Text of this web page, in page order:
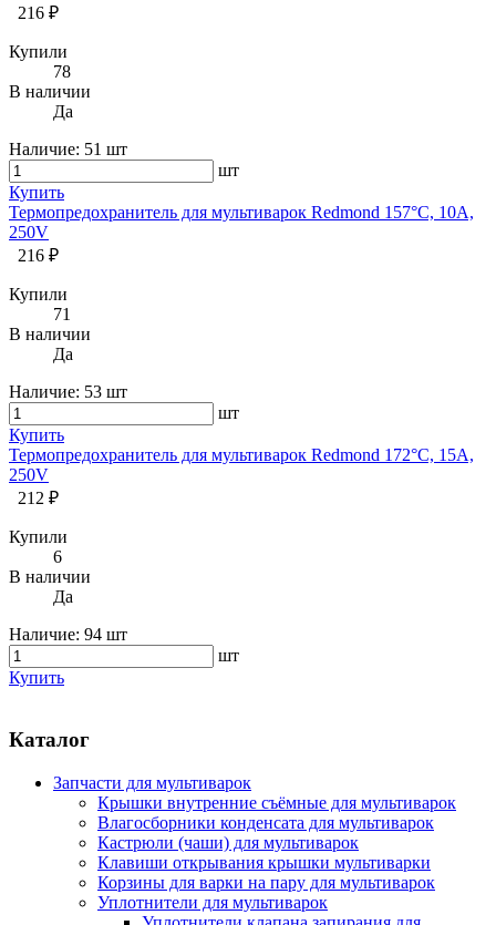
216 ₽
Купили
78
В наличии
Да
Наличие: 51 шт
шт
Купить
Термопредохранитель для мультиварок Redmond 157°C, 10А,
250V
216 ₽
Купили
71
В наличии
Да
Наличие: 53 шт
шт
Купить
Термопредохранитель для мультиварок Redmond 172°C, 15А,
250V
212 ₽
Купили
6
В наличии
Да
Наличие: 94 шт
шт
Купить
Каталог
Запчасти для мультиварок
Крышки внутренние съёмные для мультиварок
Влагосборники конденсата для мультиварок
Кастрюли (чаши) для мультиварок
Клавиши открывания крышки мультиварки
Корзины для варки на пару для мультиварок
Уплотнители для мультиварок